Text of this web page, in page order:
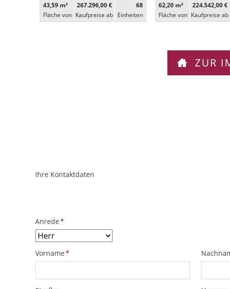
43,59 m²
Fläche von
267.296,00 €
Kaufpreise ab
68
Ein­heiten
62,20 m²
Fläche von
224.542,00 €
Kaufpreise ab
ZUR
ObjektPlatzhalter
URL
Ihre Kontaktdaten
Pflichtfeld
Anrede*
Pflichtfeld
Vorname*